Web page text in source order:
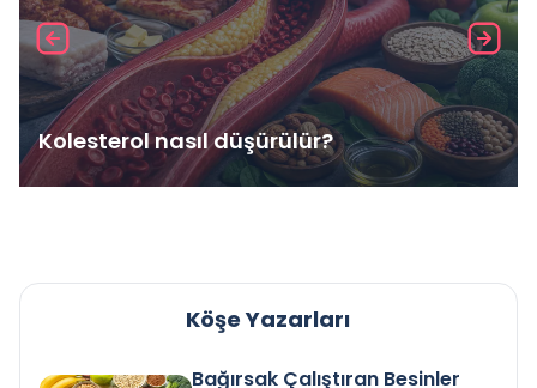
Kolesterol nasıl düşürülür?
Köşe Yazarları
Bağırsak Çalıştıran Besinler